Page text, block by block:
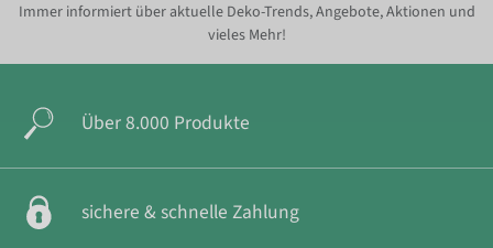
Immer informiert über aktuelle Deko-Trends, Angebote, Aktionen und
vieles Mehr!
Über 8.000 Produkte
sichere & schnelle Zahlung